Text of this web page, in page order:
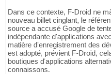
Dans ce contexte, F-Droid ne
nouveau billet cinglant, le
source a accusé Google de
indépendante d'applications
matière d'enregistrement des
est adopté, prévient F-Droid,
boutiques d'applications
connaissons.